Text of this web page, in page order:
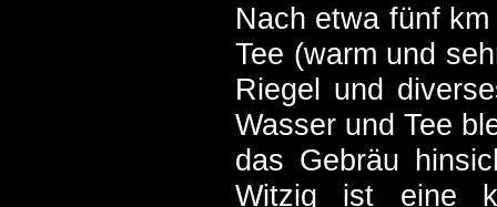
Nach etwa fünf
Tee (warm und
Riegel und
Wasser und Tee
das Gebräu
Witzig ist eine